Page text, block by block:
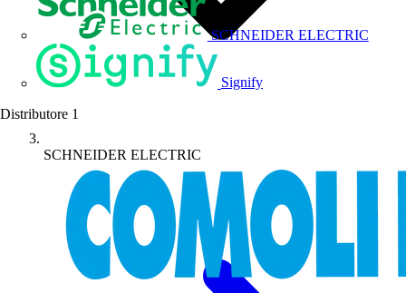
SCHNEIDER ELECTRIC
Signify
Distributore 1
SCHNEIDER ELECTRIC